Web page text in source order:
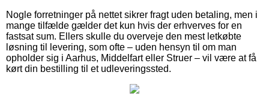
Nogle forretninger på nettet sikrer fragt uden betaling, men i
mange tilfælde gælder det kun hvis der erhverves for en
fastsat sum. Ellers skulle du overveje den mest letkøbte
løsning til levering, som ofte – uden hensyn til om man
opholder sig i Aarhus, Middelfart eller Struer – vil være at få
kørt din bestilling til et udleveringssted.